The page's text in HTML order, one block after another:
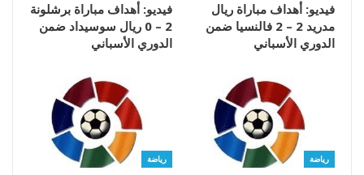
فيديو: أهداف مباراة ريال
مدريد 2 – 2 فالنسيا ضمن
الدوري الأسباني
فيديو: أهداف مباراة برشلونة
2 – 0 ريال سوسيداد ضمن
الدوري الأسباني
رياضة رياضة